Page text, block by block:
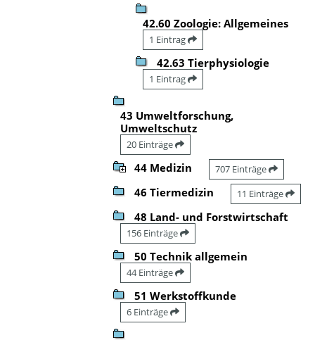
42.60 Zoologie: Allgemeines
1 Eintrag
42.63 Tierphysiologie
1 Eintrag
43 Umweltforschung,
Umweltschutz
20 Einträge
44 Medizin 707 Einträge
46 Tiermedizin 11 Einträge
48 Land- und Forstwirtschaft
156 Einträge
50 Technik allgemein
44 Einträge
51 Werkstoffkunde
6 Einträge